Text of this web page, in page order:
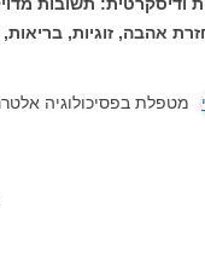
אהבה, זוגיות,